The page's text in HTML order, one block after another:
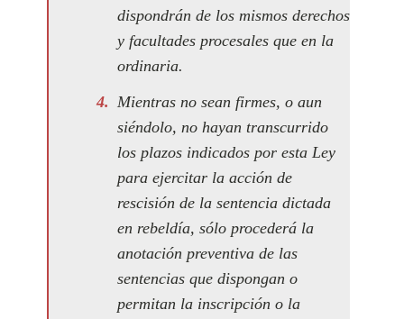
dispondrán de los mismos derechos
y facultades procesales que en la
ordinaria.
Mientras no sean firmes, o aun
siéndolo, no hayan transcurrido
los plazos indicados por esta Ley
para ejercitar la acción de
rescisión de la sentencia dictada
en rebeldía, sólo procederá la
anotación preventiva de las
sentencias que dispongan o
permitan la inscripción o la